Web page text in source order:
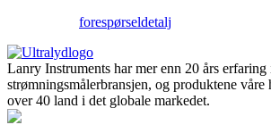
forespørseldetalj
Lanry Instruments har mer enn 20 års erfaring
strømningsmålerbransjen, og produktene
over 40 land i det globale markedet.